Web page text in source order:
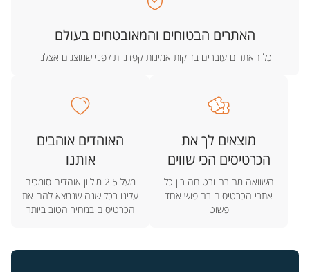
האתרים הבטוחים והמאובטחים בעולם
כל האתרים עוברים בדיקות אמינות קפדניות לפני שמוצגים אצלנו
מוצאים לך את
הכרטיסים הכי שווים
השוואה מהירה ובטוחה בין כל
אתרי הכרטיסים בחיפוש אחד
פשוט
האוהדים אוהבים
אותנו
מעל 2.5 מיליון אוהדים סומכים
עלינו בכל שנה שנמצא להם את
הכרטיסים במחיר הטוב ביותר